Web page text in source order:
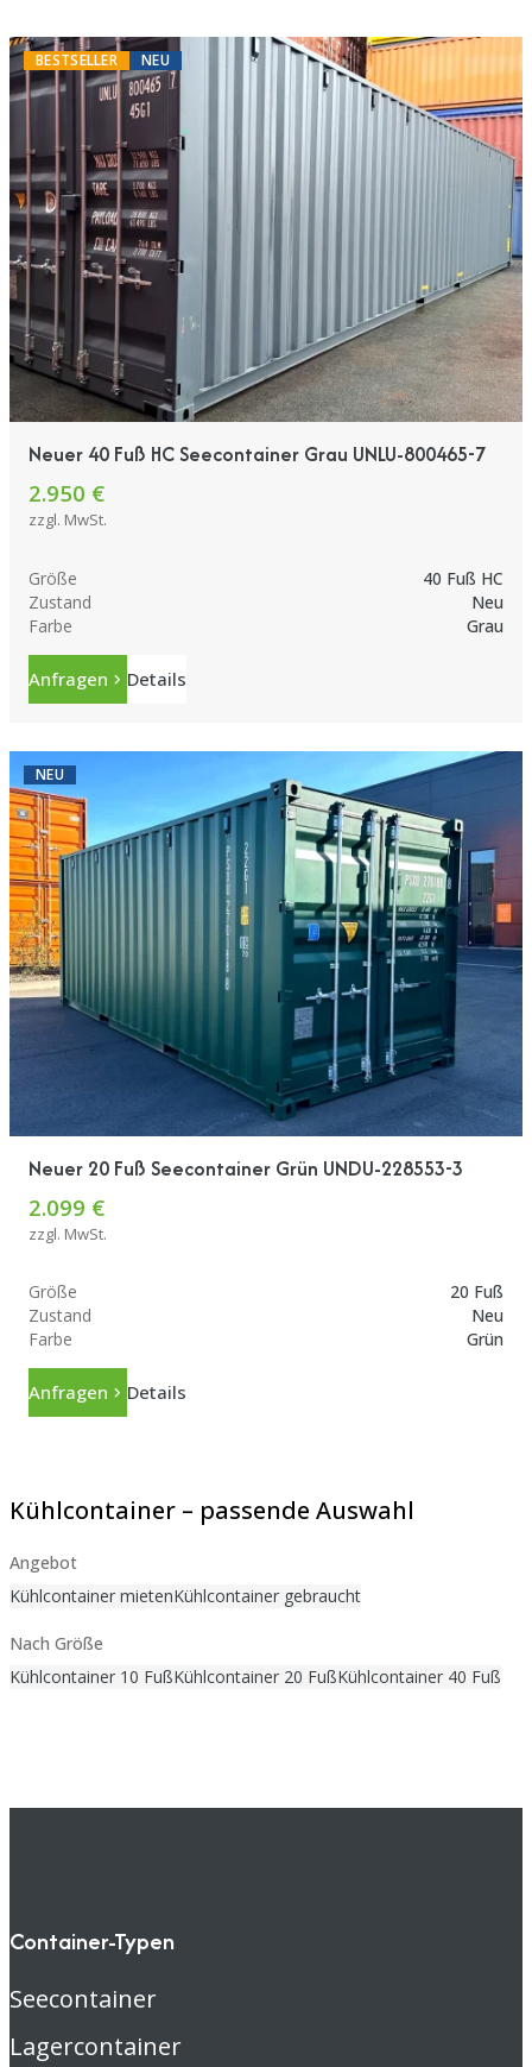
BESTSELLER NEU
Neuer 40 Fuß HC Seecontainer Grau UNLU-800465-7
2.950 €
zzgl. MwSt.
Größe
40 Fuß HC
Zustand
Neu
Farbe
Grau
Anfragen Details
NEU
Neuer 20 Fuß Seecontainer Grün UNDU-228553-3
2.099 €
zzgl. MwSt.
Größe
20 Fuß
Zustand
Neu
Farbe
Grün
Anfragen Details
Kühlcontainer – passende Auswahl
Angebot
Kühlcontainer mietenKühlcontainer gebraucht
Nach Größe
Kühlcontainer 10 FußKühlcontainer 20 FußKühlcontainer 40 Fuß
Container-Typen
Seecontainer
Lagercontainer